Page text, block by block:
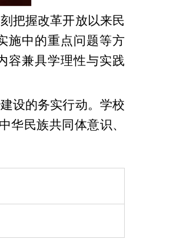
把握改革开放以来民
施中的重点问题等方
容兼具学理性与实践
设的务实行动。学校
华民族共同体意识、